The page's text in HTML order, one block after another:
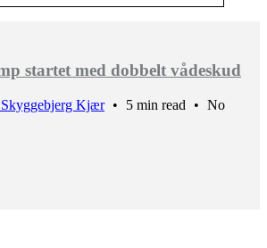
startet med dobbelt vådeskud
Skyggebjerg Kjær 5 min read
No